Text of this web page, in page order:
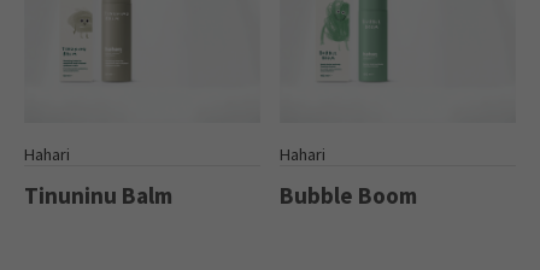
Hahari
Tinuninu Balm
Hahari
Bubble Boom